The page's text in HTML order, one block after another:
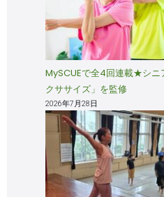
MySCUEで全4回連載★シニ
クササイズ」を監修
2026年7月28日